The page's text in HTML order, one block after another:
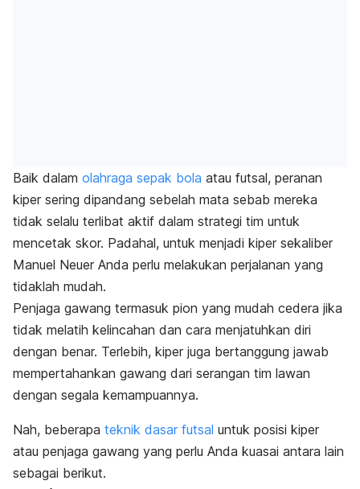
Baik dalam olahraga sepak bola atau futsal, peranan
kiper sering dipandang sebelah mata sebab mereka
tidak selalu terlibat aktif dalam strategi tim untuk
mencetak skor. Padahal, untuk menjadi kiper sekaliber
Manuel Neuer Anda perlu melakukan perjalanan yang
tidaklah mudah.
Penjaga gawang termasuk pion yang mudah cedera jika
tidak melatih kelincahan dan cara menjatuhkan diri
dengan benar. Terlebih, kiper juga bertanggung jawab
mempertahankan gawang dari serangan tim lawan
dengan segala kemampuannya.
Nah, beberapa teknik dasar futsal untuk posisi kiper
atau penjaga gawang yang perlu Anda kuasai antara lain
sebagai berikut.